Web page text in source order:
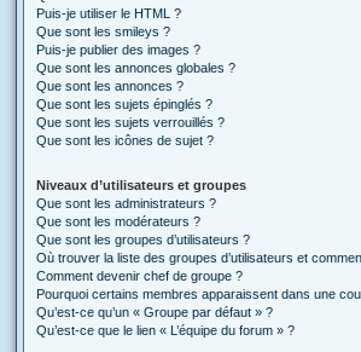
Puis-je utiliser le HTML ?
Que sont les smileys ?
Puis-je publier des images ?
Que sont les annonces globales ?
Que sont les annonces ?
Que sont les sujets épinglés ?
Que sont les sujets verrouillés ?
Que sont les icônes de sujet ?
Niveaux d’utilisateurs et groupes
Que sont les administrateurs ?
Que sont les modérateurs ?
Que sont les groupes d’utilisateurs ?
Où trouver la liste des groupes d’utilisateurs et
Comment devenir chef de groupe ?
Pourquoi certains membres apparaissent dans une
Qu’est-ce qu’un « Groupe par défaut » ?
Qu’est-ce que le lien « L’équipe du forum » ?